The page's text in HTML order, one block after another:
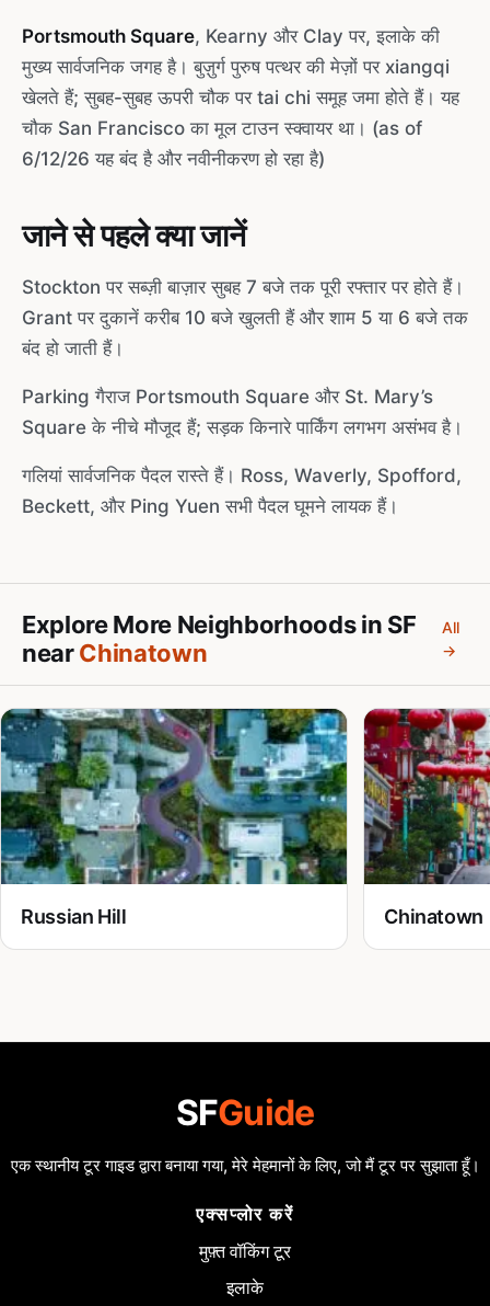
Portsmouth Square, Kearny और Clay पर, इलाके की
मुख्य सार्वजनिक जगह है। बुज़ुर्ग पुरुष पत्थर की मेज़ों पर xiangqi
खेलते हैं; सुबह-सुबह ऊपरी चौक पर tai chi समूह जमा होते हैं। यह
चौक San Francisco का मूल टाउन स्क्वायर था। (as of
6/12/26 यह बंद है और नवीनीकरण हो रहा है)
जाने से पहले क्या जानें
Stockton पर सब्ज़ी बाज़ार सुबह 7 बजे तक पूरी रफ्तार पर होते हैं।
Grant पर दुकानें करीब 10 बजे खुलती हैं और शाम 5 या 6 बजे तक
बंद हो जाती हैं।
Parking गैराज Portsmouth Square और St. Mary’s
Square के नीचे मौजूद हैं; सड़क किनारे पार्किंग लगभग असंभव है।
गलियां सार्वजनिक पैदल रास्ते हैं। Ross, Waverly, Spofford,
Beckett, और Ping Yuen सभी पैदल घूमने लायक हैं।
Explore More Neighborhoods in SF
nearChinatown
All
→
Russian Hill Chinatown
SFGuide
एक स्थानीय टूर गाइड द्वारा बनाया गया, मेरे मेहमानों के लिए, जो मैं टूर पर सुझाता हूँ।
एक्सप्लोर करें
मुफ़्त वॉकिंग टूर
इलाके